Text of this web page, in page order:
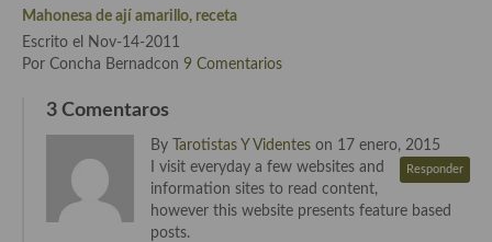
Cocina Canaria
Cocina Castellana
Cocina Castilla – La Mancha
Cocina Catalana
Cocina Extremeña
Mahonesa de ají amarillo, receta
Escrito el Nov-14-2011
Por Concha Bernadcon 9 Comentarios
3 Comentaros
By Tarotistas Y Videntes on 17 enero, 2015
Responder
I visit everyday a few websites and
information sites to read content,
however this website presents feature based
posts.